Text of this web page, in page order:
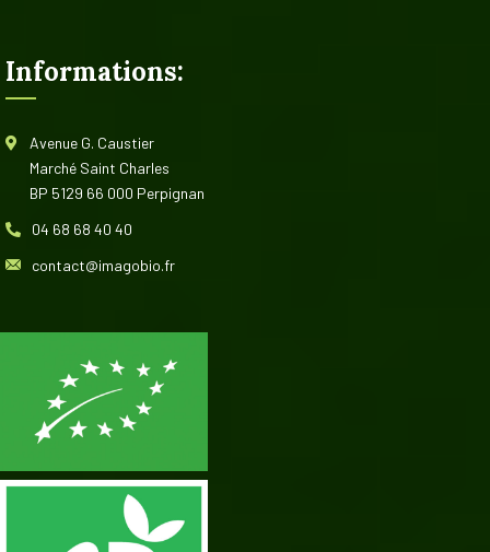
Informations:
Avenue G. Caustier
Marché Saint Charles
BP 5129 66 000 Perpignan
04 68 68 40 40
contact@imagobio.fr